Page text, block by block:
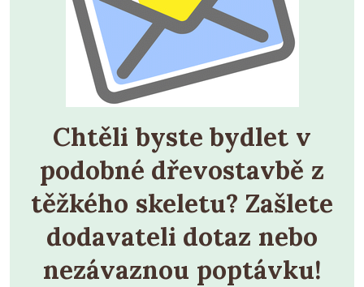
Chtěli byste bydlet v
podobné dřevostavbě z
těžkého skeletu? Zašlete
dodavateli dotaz nebo
nezávaznou poptávku!